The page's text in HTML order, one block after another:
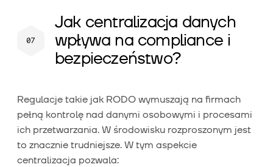
Jak centralizacja danych
wpływa na compliance i
bezpieczeństwo?
Regulacje takie jak RODO wymuszają na firmach
pełną kontrolę nad danymi osobowymi i procesami
ich przetwarzania. W środowisku rozproszonym jest
to znacznie trudniejsze. W tym aspekcie
centralizacja pozwala: